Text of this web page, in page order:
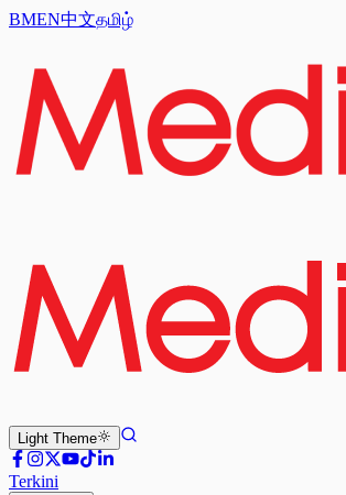
BMEN中文தமிழ்
Light Theme
Terkini